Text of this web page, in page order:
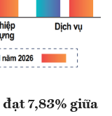
7,83% giữa